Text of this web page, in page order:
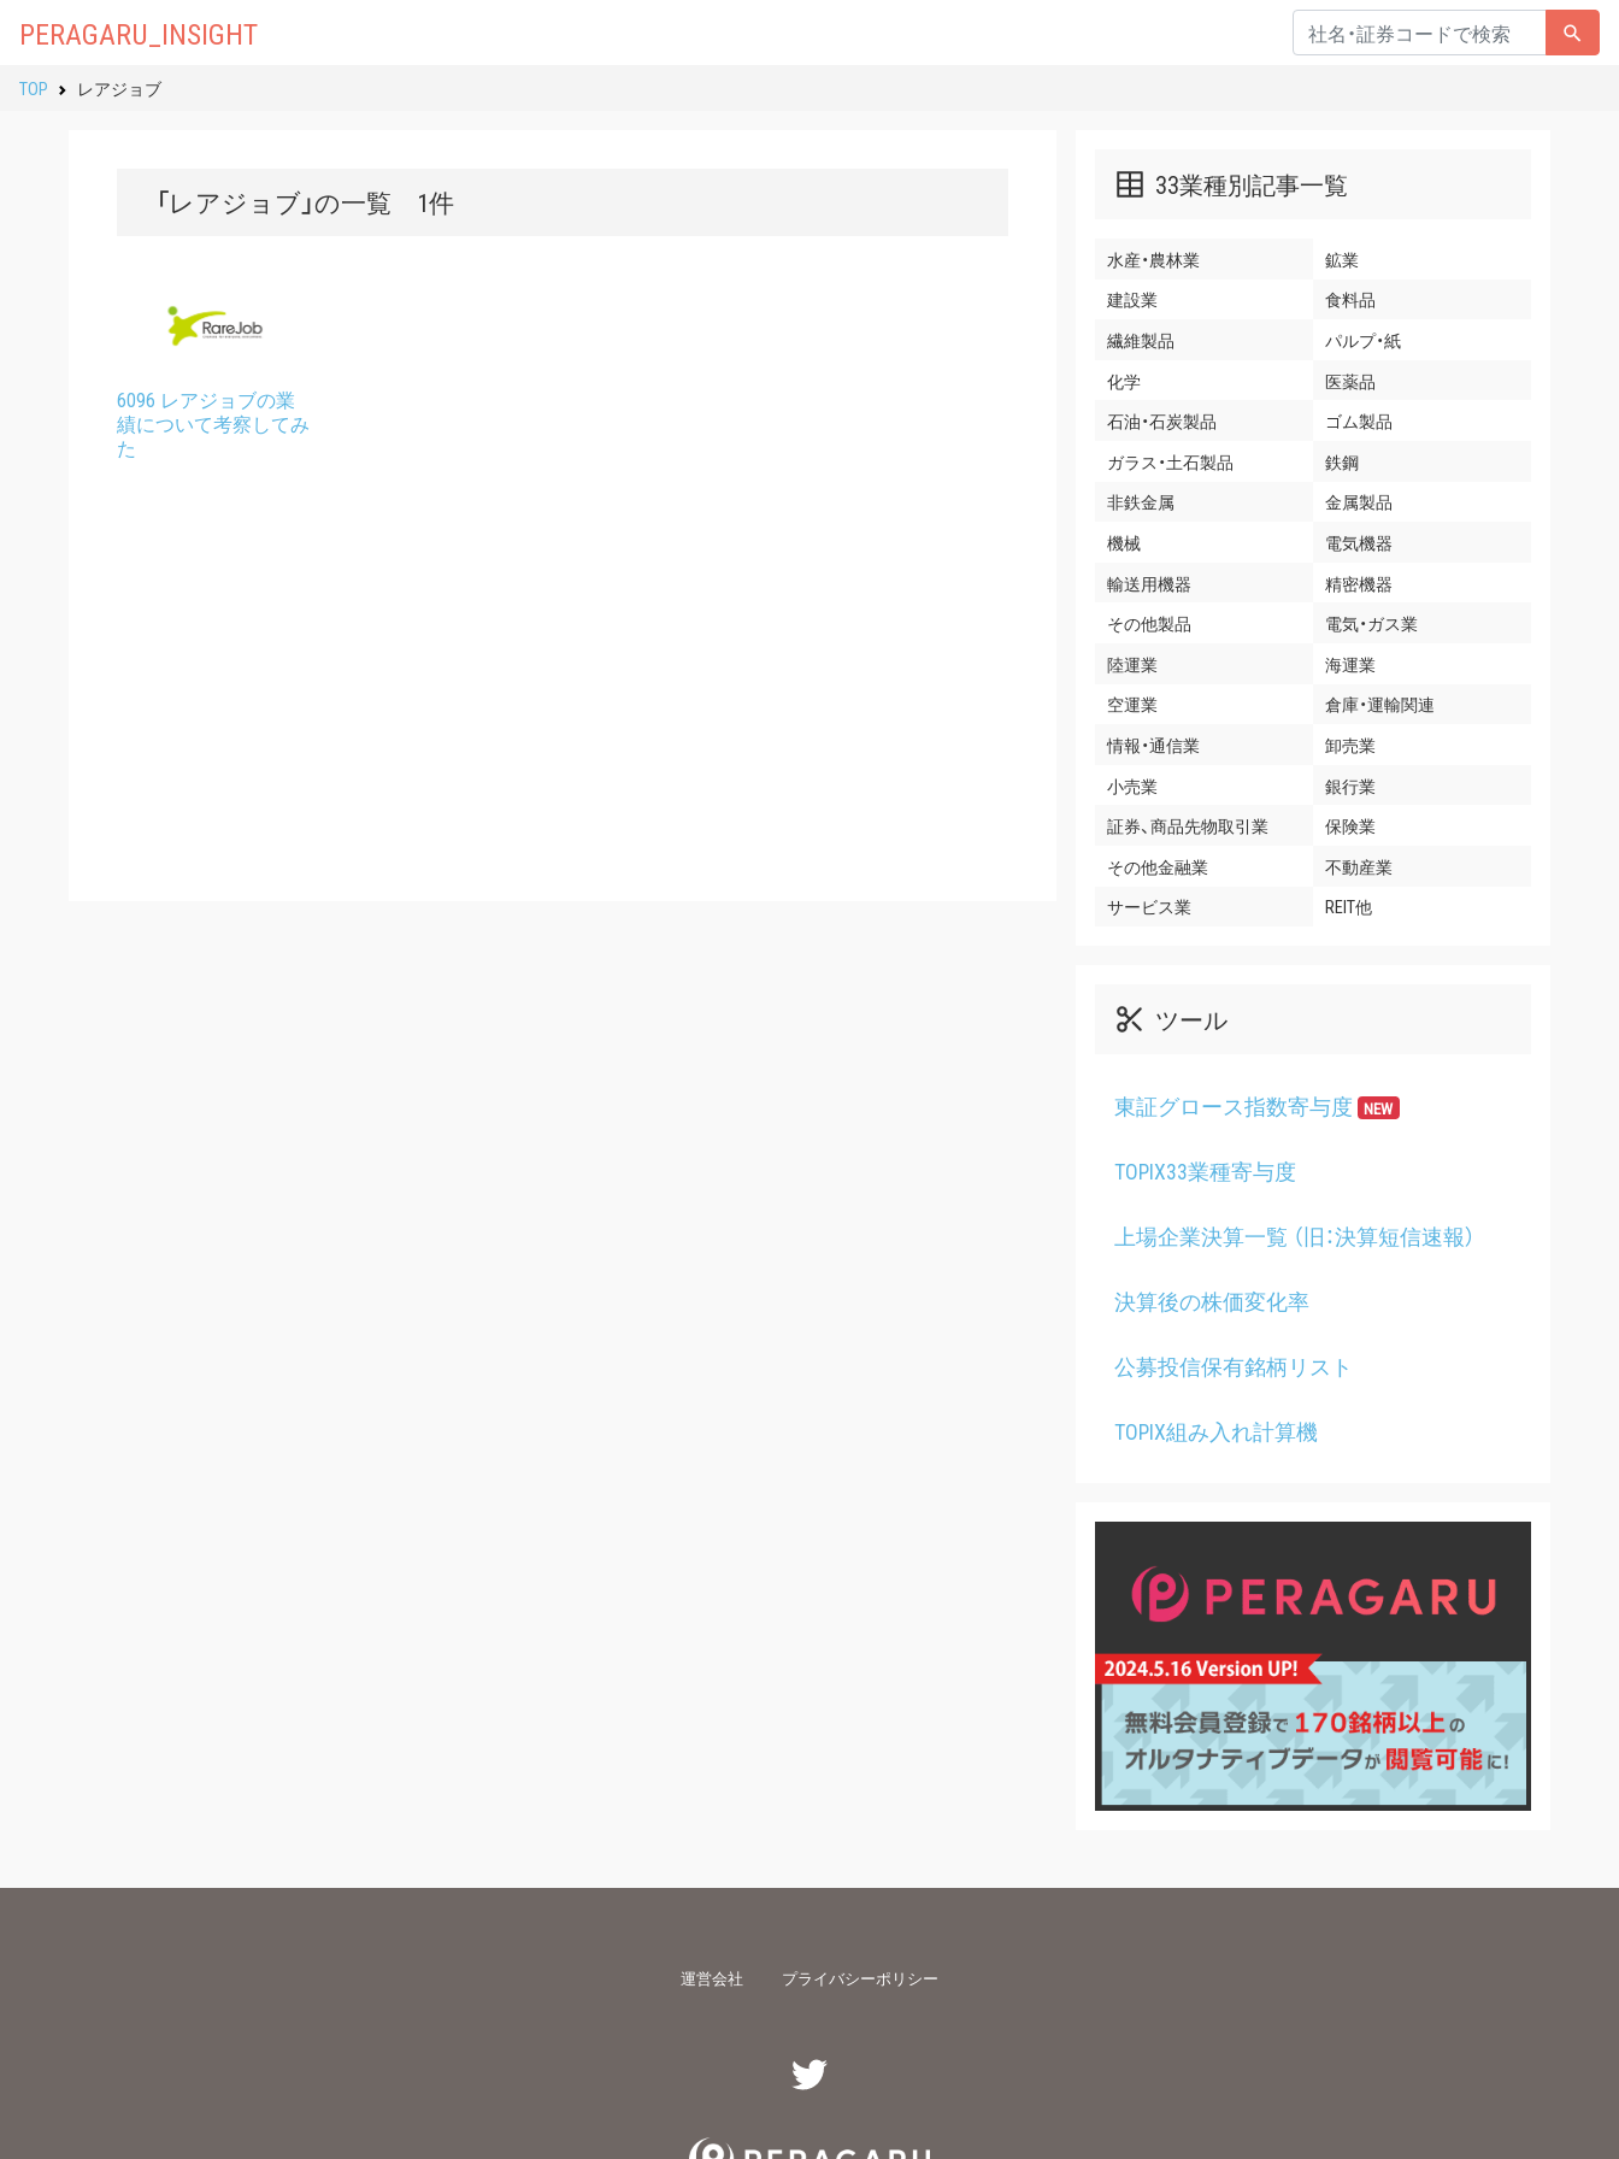
PERAGARU_INSIGHT
TOP レアジョブ
「レアジョブ」の一覧 1件
6096 レアジョブの業
績について考察してみ
た
33業種別記事一覧
水産・農林業
鉱業
建設業
食料品
繊維製品
パルプ・紙
化学
医薬品
石油・石炭製品
ゴム製品
ガラス・土石製品
鉄鋼
非鉄金属
金属製品
機械
電気機器
輸送用機器
精密機器
その他製品
電気・ガス業
陸運業
海運業
空運業
倉庫・運輸関連
情報・通信業
卸売業
小売業
銀行業
証券、商品先物取引業
保険業
その他金融業
不動産業
サービス業
REIT他
ツール
東証グロース指数寄与度 NEW
TOPIX33業種寄与度
上場企業決算一覧 （旧：決算短信速報）
決算後の株価変化率
公募投信保有銘柄リスト
TOPIX組み入れ計算機
運営会社 プライバシーポリシー